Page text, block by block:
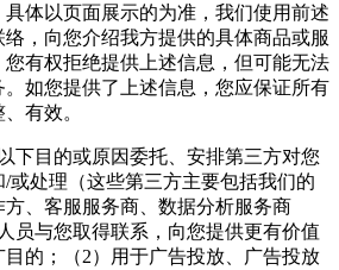
体以页面展示的为准，我们使用前述
，向您介绍我方提供的具体商品或服
有权拒绝提供上述信息，但可能无法
如您提供了上述信息，您应保证所有
有效。
下目的或原因委托、安排第三方对您
或处理（这些第三方主要包括我们的
、客服服务商、数据分析服务商
员与您取得联系，向您提供更有价值
的；（2）用于广告投放、广告投放